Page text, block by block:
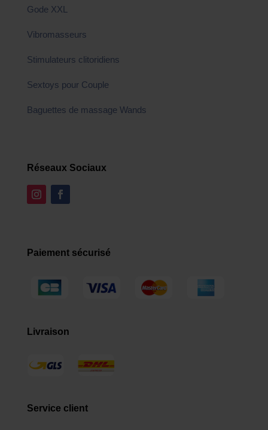
Gode XXL
Vibromasseurs
Stimulateurs clitoridiens
Sextoys pour Couple
Baguettes de massage Wands
Réseaux Sociaux
Paiement sécurisé
Livraison
Service client